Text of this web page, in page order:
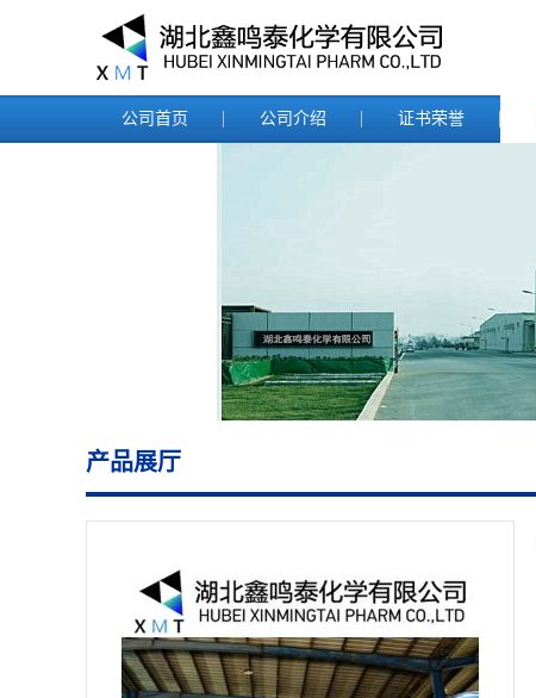
公司首页 公司介绍 证书荣誉
产品展厅